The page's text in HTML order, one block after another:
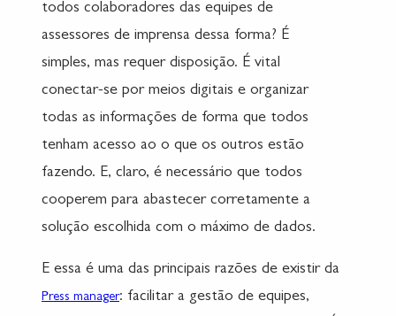
todos colaboradores das equipes de
assessores de imprensa dessa forma? É
simples, mas requer disposição. É vital
conectar-se por meios digitais e organizar
todas as informações de forma que todos
tenham acesso ao o que os outros estão
fazendo. E, claro, é necessário que todos
cooperem para abastecer corretamente a
solução escolhida com o máximo de dados.
E essa é uma das principais razões de existir da
Press manager: facilitar a gestão de equipes,